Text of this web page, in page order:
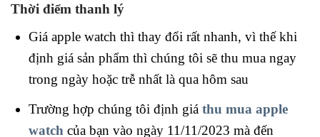
Thời điểm thanh lý
Giá apple watch thì thay đổi rất nhanh, vì thế khi
định giá sản phẩm thì chúng tôi sẽ thu mua ngay
trong ngày hoặc trễ nhất là qua hôm sau
Trường hợp chúng tôi định giá thu mua apple
watch của bạn vào ngày 11/11/2023 mà đến